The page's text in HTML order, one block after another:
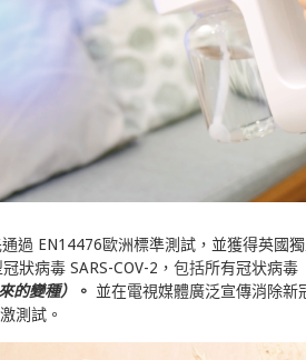
過 EN14476歐洲標準測試，並獲得英國
狀病毒 SARS-COV-2， 包括所有冠状病毒
的變種） 。 並在電視媒體廣泛宣傳消除新
測試。